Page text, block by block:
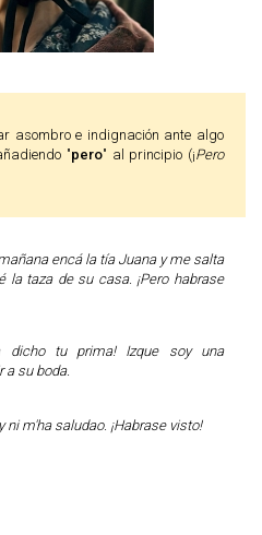
"pero" al principio (¡Pero
encá la tía Juana y me salta
la taza de su casa. ¡Pero habrase
dicho tu prima! Izque soy una
a su boda.
m'ha saludao. ¡Habrase visto!